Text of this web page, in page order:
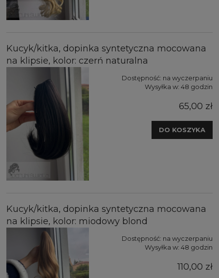
Kucyk/kitka, dopinka syntetyczna mocowana
na klipsie, kolor: czerń naturalna
Dostępność: na wyczerpaniu
Wysyłka w: 48 godzin
65,00 zł
DO KOSZYKA
Kucyk/kitka, dopinka syntetyczna mocowana
na klipsie, kolor: miodowy blond
Dostępność: na wyczerpaniu
Wysyłka w: 48 godzin
110,00 zł